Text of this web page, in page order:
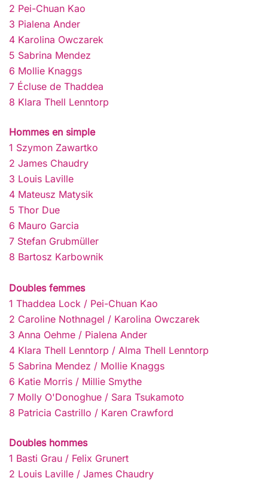
2 Pei-Chuan Kao
3 Pialena Ander
4 Karolina Owczarek
5 Sabrina Mendez
6 Mollie Knaggs
7 Écluse de Thaddea
8 Klara Thell Lenntorp
Hommes en simple
1 Szymon Zawartko
2 James Chaudry
3 Louis Laville
4 Mateusz Matysik
5 Thor Due
6 Mauro Garcia
7 Stefan Grubmüller
8 Bartosz Karbownik
Doubles femmes
1 Thaddea Lock / Pei-Chuan Kao
2 Caroline Nothnagel / Karolina Owczarek
3 Anna Oehme / Pialena Ander
4 Klara Thell Lenntorp / Alma Thell Lenntorp
5 Sabrina Mendez / Mollie Knaggs
6 Katie Morris / Millie Smythe
7 Molly O'Donoghue / Sara Tsukamoto
8 Patricia Castrillo / Karen Crawford
Doubles hommes
1 Basti Grau / Felix Grunert
2 Louis Laville / James Chaudry